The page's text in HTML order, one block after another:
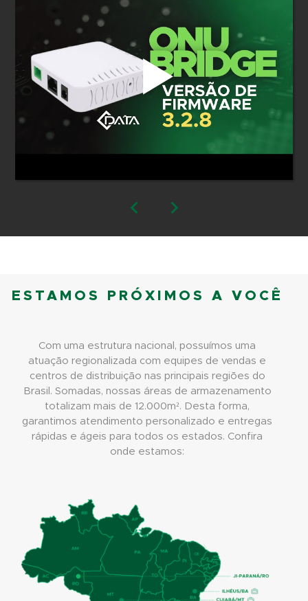
ESTAMOS PRÓXIMOS A VOCÊ
Com uma estrutura nacional, possuímos uma
atuação regionalizada com equipes de vendas e
centros de distribuição nas principais regiões do
Brasil. Somadas, nossas áreas de armazenamento
totalizam mais de 12.000m². Desta forma,
garantimos atendimento personalizado e entregas
rápidas e ágeis para todos os estados. Confira
onde estamos: